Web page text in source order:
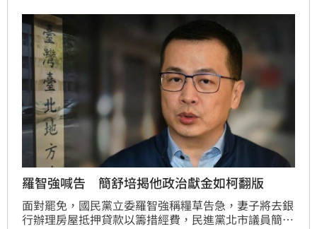
乎都是民眾的捐款；不過截稿前羅智強沒有回應。
羅智強喊告 簡舒培揭他政治獻金如柯翻版
面對罷免，國民黨立委羅智強稱糧草告急，妻子將去銀
行辦理房屋抵押貸款以籌措經費，民進黨北市議員簡舒